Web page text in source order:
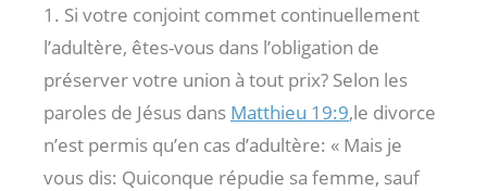
1. Si votre conjoint commet continuellement
l’adultère, êtes-vous dans l’obligation de
préserver votre union à tout prix? Selon les
paroles de Jésus dans Matthieu 19:9,le divorce
n’est permis qu’en cas d’adultère: « Mais je
vous dis: Quiconque répudie sa femme, sauf